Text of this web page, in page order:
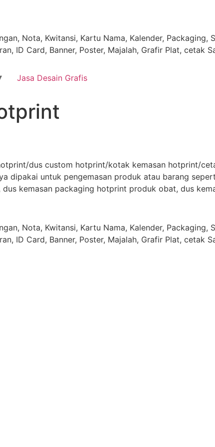
Nota, Kwitansi, Kartu Nama, Kalender, Packaging,
ID Card, Banner, Poster, Majalah, Grafir Plat, cetak
Jasa Desain Grafis
dus custom hotprint/kotak kemasan hotprint/
dipakai untuk pengemasan produk atau barang
kemasan packaging hotprint produk obat, dus
Nota, Kwitansi, Kartu Nama, Kalender, Packaging,
ID Card, Banner, Poster, Majalah, Grafir Plat, cetak